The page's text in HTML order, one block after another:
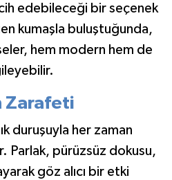
edebileceği bir seçenek
kumaşla buluştuğunda,
hem modern hem de
Zarafeti
duruşuyla her zaman
Parlak, pürüzsüz dokusu,
göz alıcı bir etki